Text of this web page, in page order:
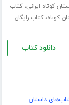
کوتاه ایرانی،کتاب
کوتاه،کتاب رایگان
دانلود کتاب
داستان